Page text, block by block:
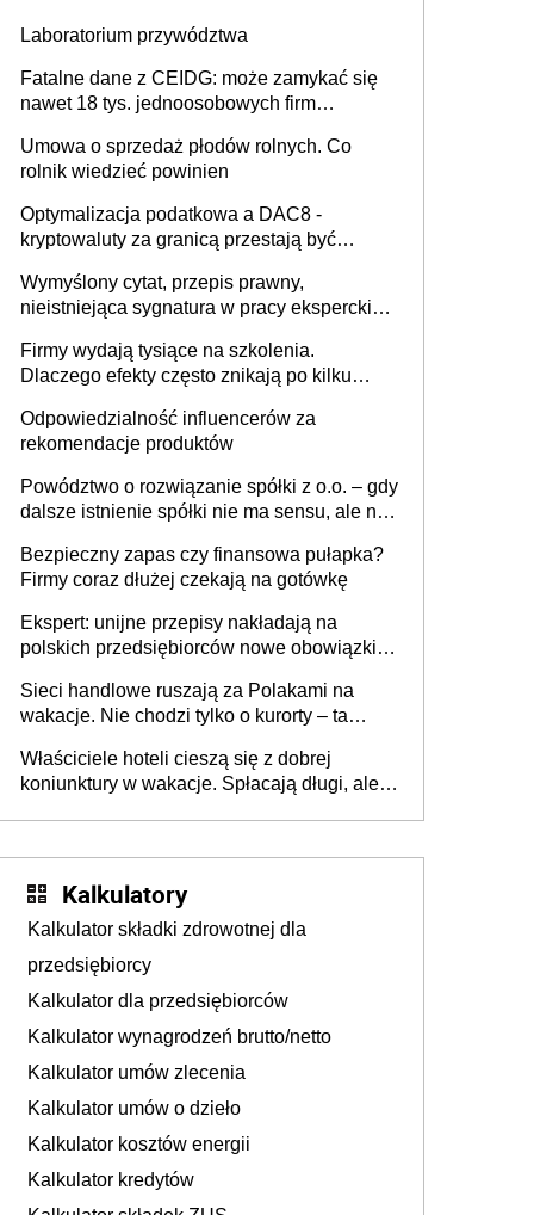
Laboratorium przywództwa
Fatalne dane z CEIDG: może zamykać się
nawet 18 tys. jednoosobowych firm
Umowa o sprzedaż płodów rolnych. Co
rolnik wiedzieć powinien
Optymalizacja podatkowa a DAC8 -
kryptowaluty za granicą przestają być
Wymyślony cytat, przepis prawny,
nieistniejąca sygnatura w pracy eksperckiej -
firmie
Firmy wydają tysiące na szkolenia.
Dlaczego efekty często znikają po kilku
Odpowiedzialność influencerów za
rekomendacje produktów
Powództwo o rozwiązanie spółki z o.o. – gdy
dalsze istnienie spółki nie ma sensu, ale nie
Bezpieczny zapas czy finansowa pułapka?
Firmy coraz dłużej czekają na gotówkę
Ekspert: unijne przepisy nakładają na
polskich przedsiębiorców nowe obowiązki w
Sieci handlowe ruszają za Polakami na
wakacje. Nie chodzi tylko o kurorty – ta
tam, gdzie wielu spędzi urlop po cichu
Właściciele hoteli cieszą się z dobrej
koniunktury w wakacje. Spłacają długi, ale
Kalkulatory
Kalkulator składki zdrowotnej dla
przedsiębiorcy
Kalkulator dla przedsiębiorców
Kalkulator wynagrodzeń brutto/netto
Kalkulator umów zlecenia
Kalkulator umów o dzieło
Kalkulator kosztów energii
Kalkulator kredytów